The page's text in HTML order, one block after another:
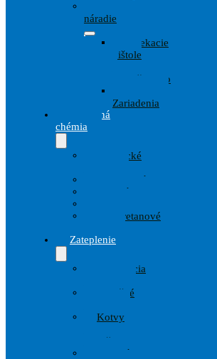
náradie
Striekacie
pištole
prislušenstvo
Zariadenia
Stavebná
chémia
Chemické
Hydroizolácie
Penetrácie
Polyuretanové
Zateplenie
Armovacia
Izolačné
Kotvy
Hmoždinky
Lepidlá